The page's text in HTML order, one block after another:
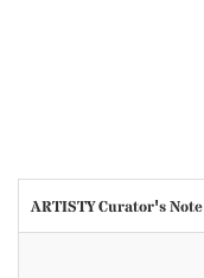
ARTISTY Curator's Note